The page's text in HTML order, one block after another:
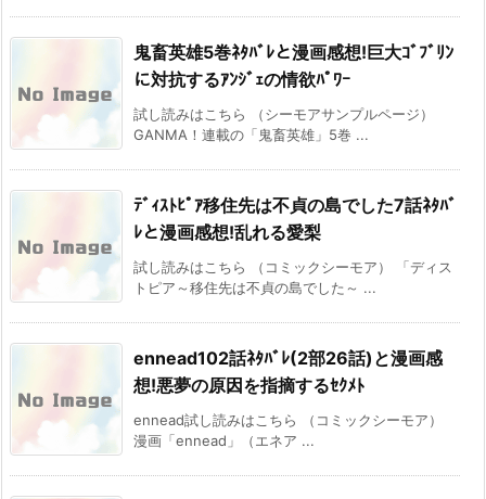
鬼畜英雄5巻ﾈﾀﾊﾞﾚと漫画感想!巨大ｺﾞﾌﾞﾘﾝ
に対抗するｱﾝｼﾞｪの情欲ﾊﾟﾜｰ
試し読みはこちら （シーモアサンプルページ）
GANMA！連載の「鬼畜英雄」5巻 ...
ﾃﾞｨｽﾄﾋﾟｱ移住先は不貞の島でした7話ﾈﾀﾊﾞ
ﾚと漫画感想!乱れる愛梨
試し読みはこちら （コミックシーモア） 「ディス
トピア～移住先は不貞の島でした～ ...
ennead102話ﾈﾀﾊﾞﾚ(2部26話)と漫画感
想!悪夢の原因を指摘するｾｸﾒﾄ
ennead試し読みはこちら （コミックシーモア）
漫画「ennead」（エネア ...